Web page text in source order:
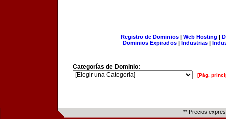
Registro de Dominios| Web Hosting |
Dominios Expirados | Industrias |
Categorías de Dominio:
[Pág.
** Precios